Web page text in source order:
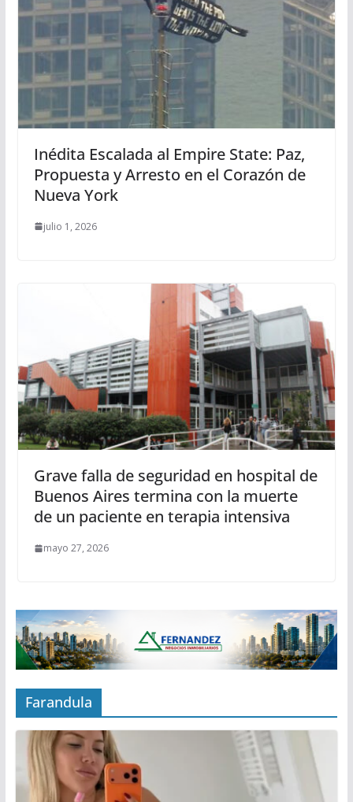
Inédita Escalada al Empire State: Paz,
Propuesta y Arresto en el Corazón de
Nueva York
julio 1, 2026
Grave falla de seguridad en hospital de
Buenos Aires termina con la muerte
de un paciente en terapia intensiva
mayo 27, 2026
Farandula